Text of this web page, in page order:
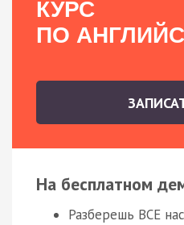
КУРС
ПО
На бесплатном
Разберешь ВСЕ